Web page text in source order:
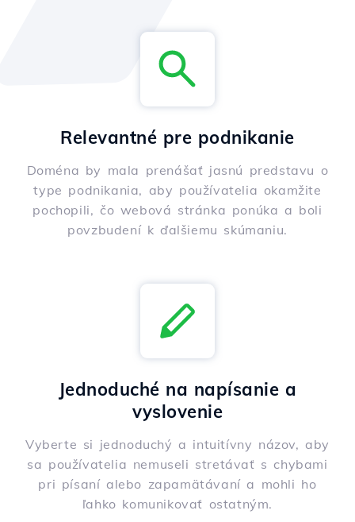
Relevantné pre podnikanie
Doména by mala prenášať jasnú predstavu o
type podnikania, aby používatelia okamžite
pochopili, čo webová stránka ponúka a boli
povzbudení k ďalšiemu skúmaniu.
Jednoduché na napísanie a
vyslovenie
Vyberte si jednoduchý a intuitívny názov, aby
sa používatelia nemuseli stretávať s chybami
pri písaní alebo zapamätávaní a mohli ho
ľahko komunikovať ostatným.